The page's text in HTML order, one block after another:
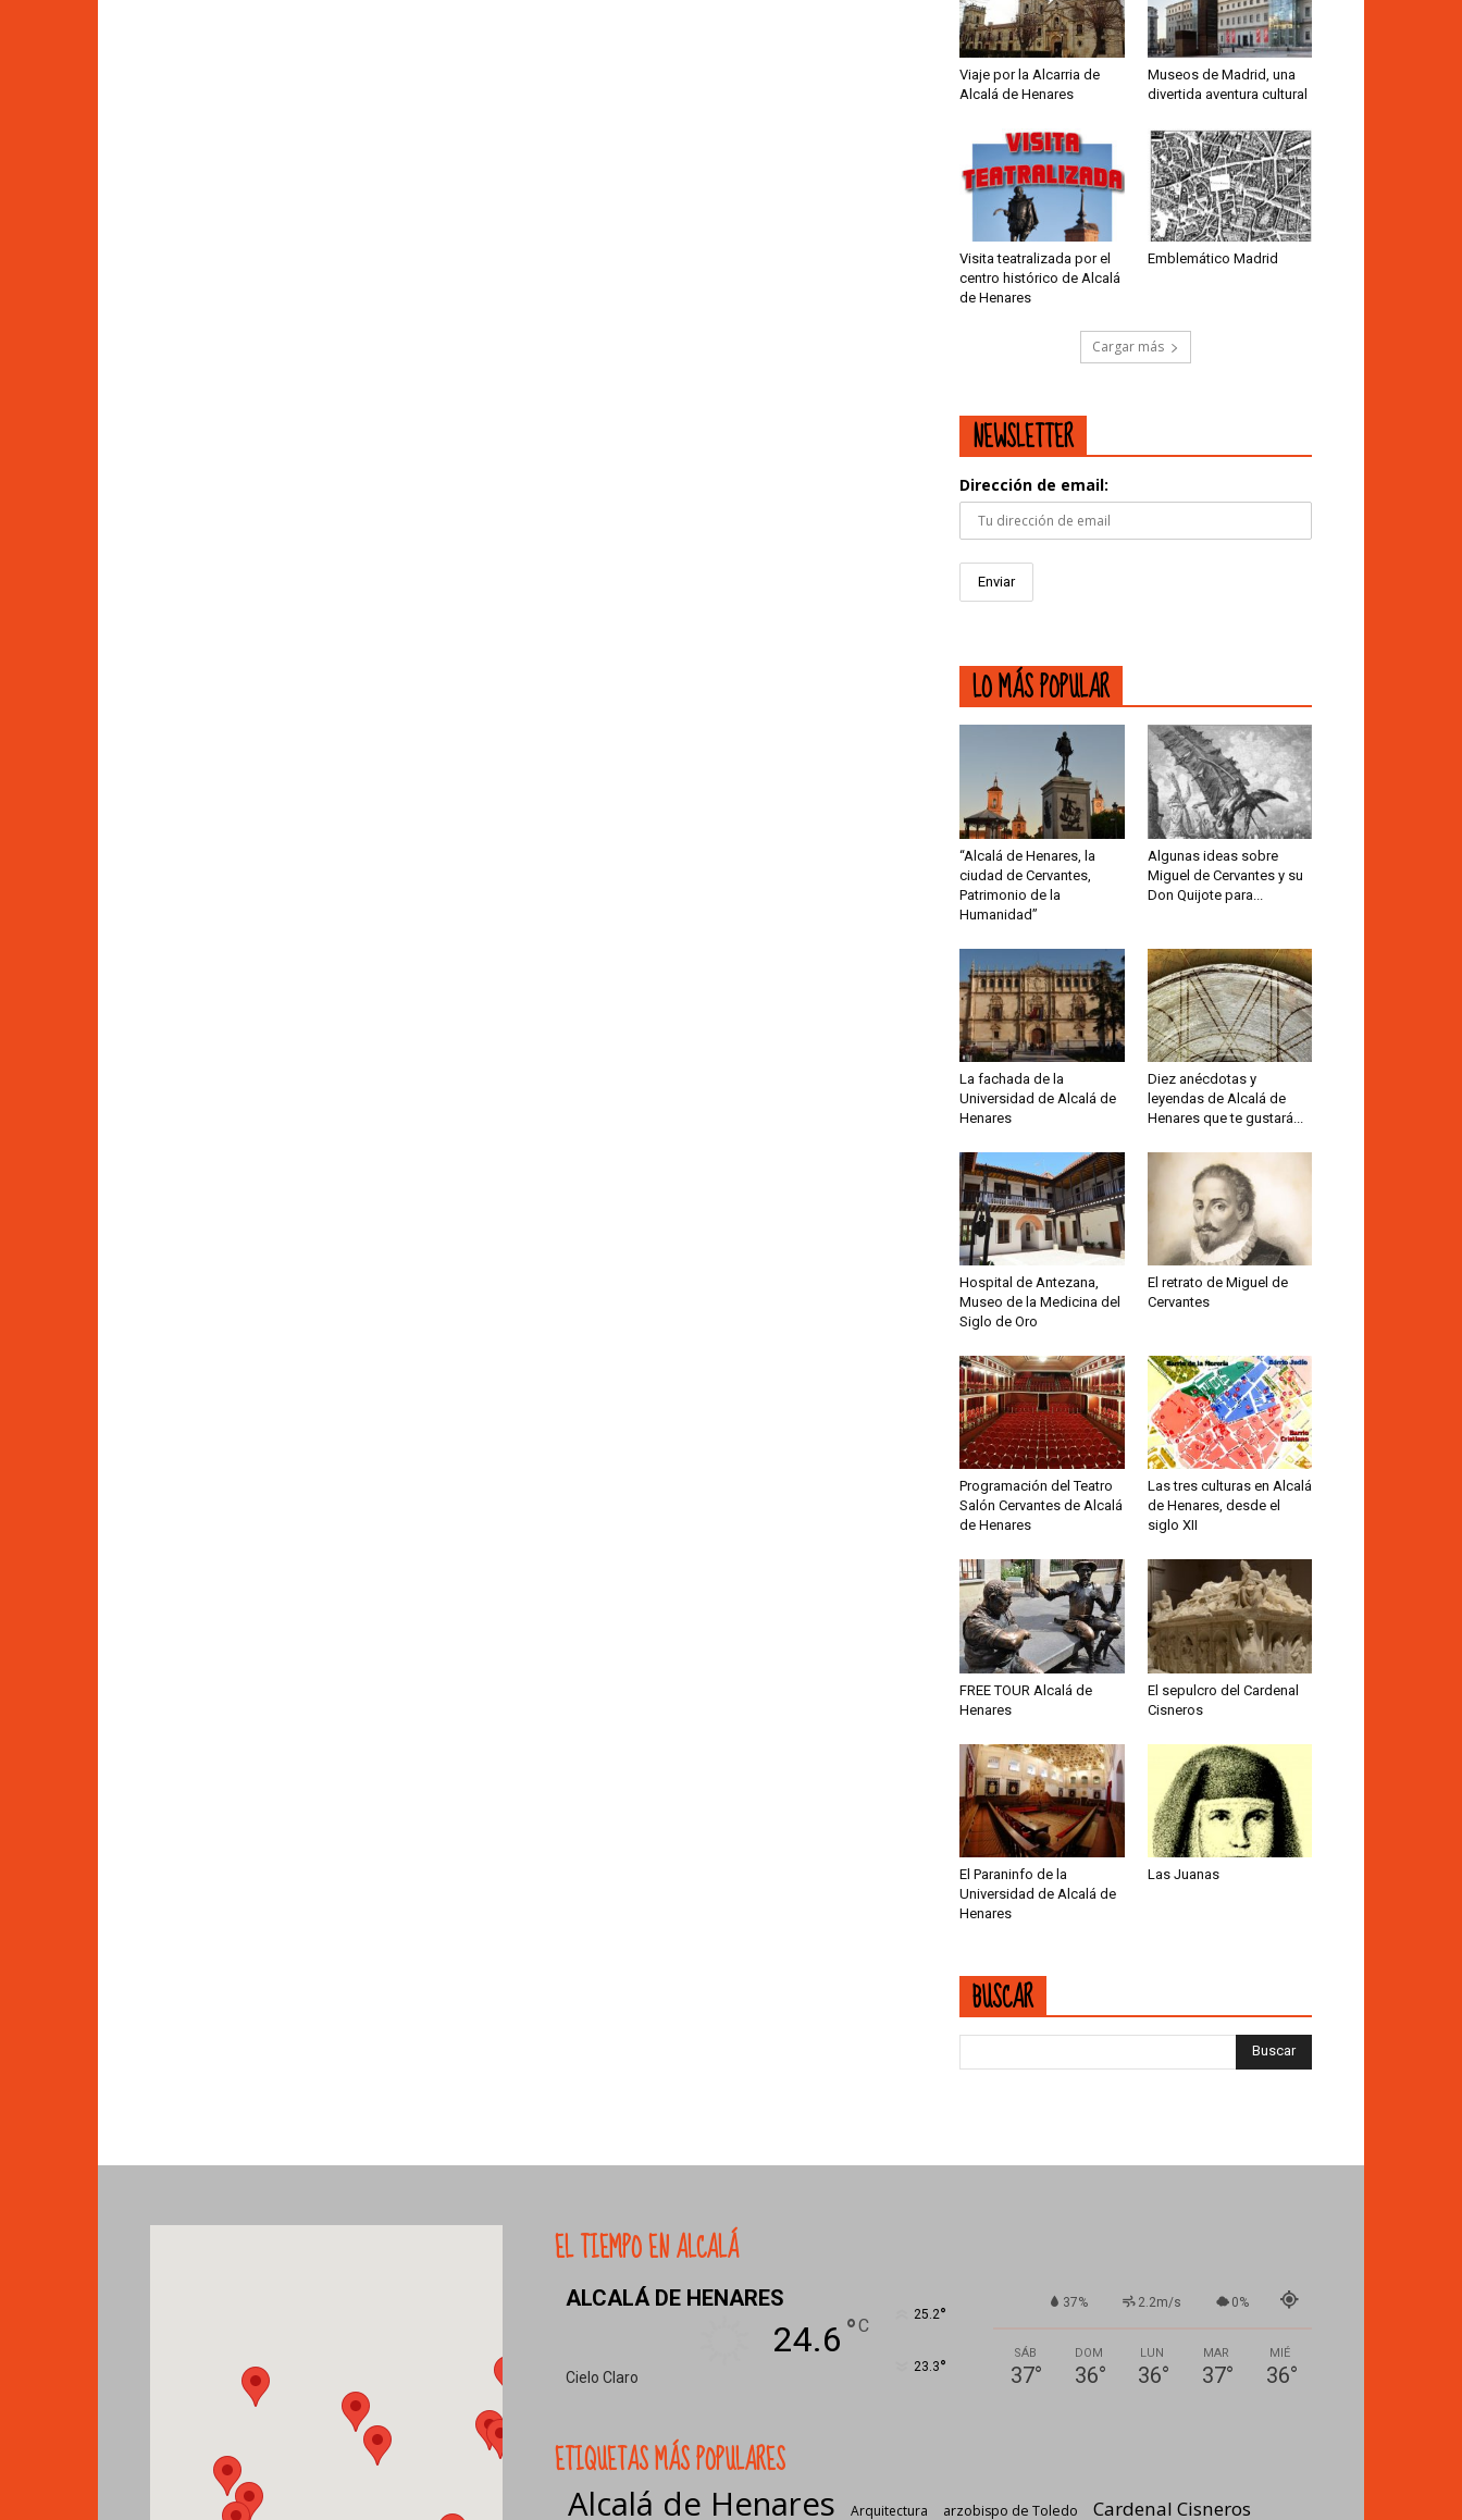
Viaje por la Alcarria de
Alcalá de Henares
Museos de Madrid, una
divertida aventura cultural
Visita teatralizada por el
centro histórico de Alcalá
de Henares
Emblemático Madrid
Cargar más
NEWSLETTER
Dirección de email:
LO MÁS POPULAR
“Alcalá de Henares, la
ciudad de Cervantes,
Patrimonio de la
Humanidad”
Algunas ideas sobre
Miguel de Cervantes y su
Don Quijote para...
La fachada de la
Universidad de Alcalá de
Henares
Diez anécdotas y
leyendas de Alcalá de
Henares que te gustará...
Hospital de Antezana,
Museo de la Medicina del
Siglo de Oro
El retrato de Miguel de
Cervantes
Programación del Teatro
Salón Cervantes de Alcalá
de Henares
Las tres culturas en Alcalá
de Henares, desde el
siglo XII
FREE TOUR Alcalá de
Henares
El sepulcro del Cardenal
Cisneros
El Paraninfo de la
Universidad de Alcalá de
Henares
Las Juanas
BUSCAR
EL TIEMPO EN ALCALÁ
ALCALÁ DE HENARES
Cielo Claro
24.6 °C
25.2°
23.3°
37% 2.2m/s 0%
SÁB
37°
DOM
36°
LUN
36°
MAR
37°
MIÉ
36°
ETIQUETAS MÁS POPULARES
Alcalá de Henares Arquitectura arzobispo de Toledo Cardenal Cisneros